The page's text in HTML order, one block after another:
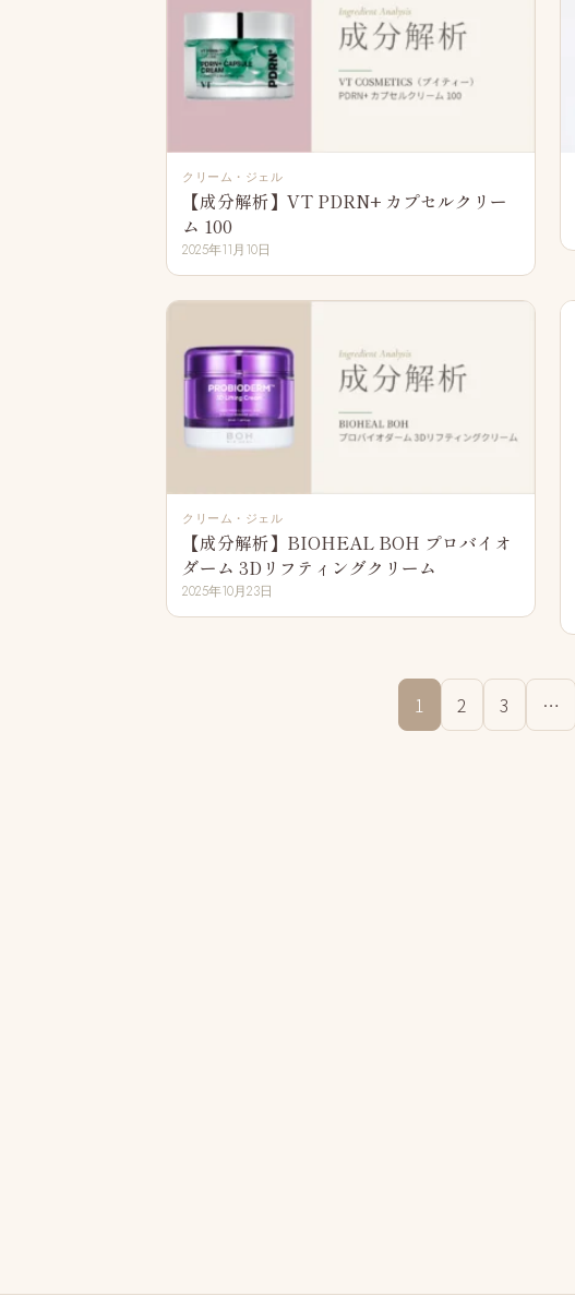
クリーム・ジェル
【成分解析】VT PDRN+ カプセルクリー
ム 100
2025年11月10日
クリーム・ジェル
【成分解析】BIOHEAL BOH プロバイオ
ダーム 3Dリフティングクリーム
2025年10月23日
1 2 3 …